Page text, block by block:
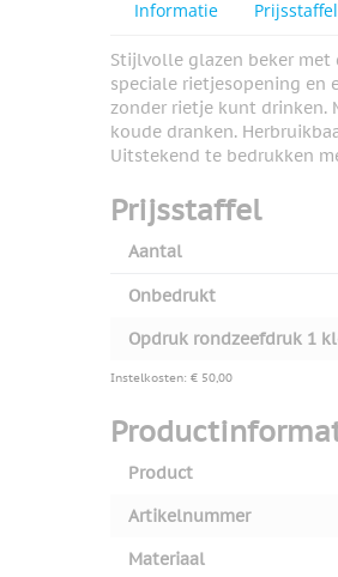
Informatie Prijsstaffel
Stijlvolle glazen beker met
speciale rietjesopening en
zonder rietje kunt drinken.
koude dranken.
Uitstekend te bedrukken
Prijsstaffel
Aantal
Onbedrukt
Opdruk rondzeefdruk 1
Instelkosten: € 50,00
Product
Artikelnummer
Materiaal